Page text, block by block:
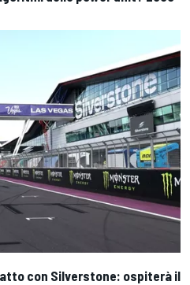
con Silverstone: ospiterà il